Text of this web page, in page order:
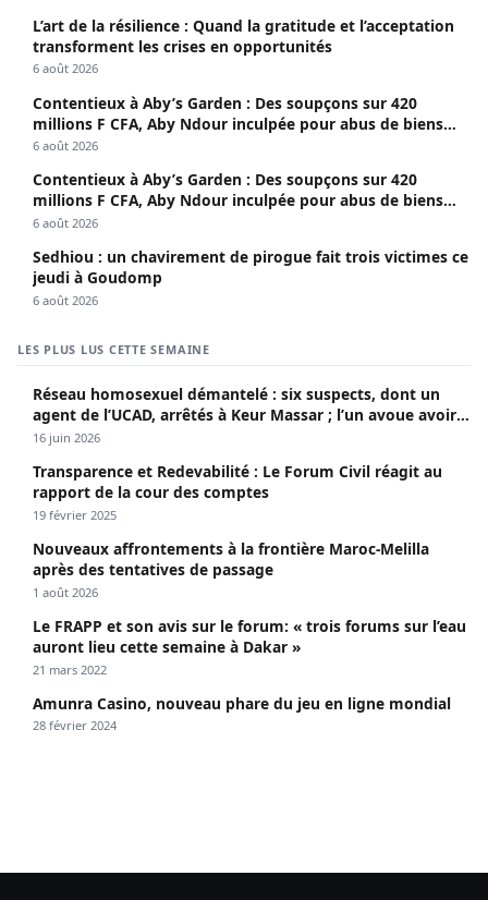
L’art de la résilience : Quand la gratitude et l’acceptation
transforment les crises en opportunités
6 août 2026
Contentieux à Aby’s Garden : Des soupçons sur 420
millions F CFA, Aby Ndour inculpée pour abus de biens
sociaux
6 août 2026
Contentieux à Aby’s Garden : Des soupçons sur 420
millions F CFA, Aby Ndour inculpée pour abus de biens
sociaux
6 août 2026
Sedhiou : un chavirement de pirogue fait trois victimes ce
jeudi à Goudomp
6 août 2026
LES PLUS LUS CETTE SEMAINE
Réseau homosexuel démantelé : six suspects, dont un
agent de l’UCAD, arrêtés à Keur Massar ; l’un avoue avoir
propagé le VIH depuis 2018
16 juin 2026
Transparence et Redevabilité : Le Forum Civil réagit au
rapport de la cour des comptes
19 février 2025
Nouveaux affrontements à la frontière Maroc-Melilla
après des tentatives de passage
1 août 2026
Le FRAPP et son avis sur le forum: « trois forums sur l’eau
auront lieu cette semaine à Dakar »
21 mars 2022
Amunra Casino, nouveau phare du jeu en ligne mondial
28 février 2024